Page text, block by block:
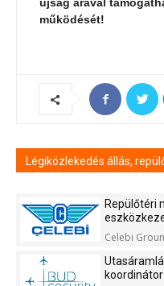
működését!
Légiközlekedés állás,
Repülőtéri
Celebi
koordinátor